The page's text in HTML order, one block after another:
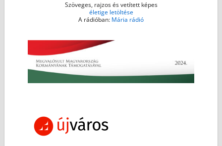
Szöveges, rajzos és vetített képes
életige letöltése
A rádióban: Mária rádió